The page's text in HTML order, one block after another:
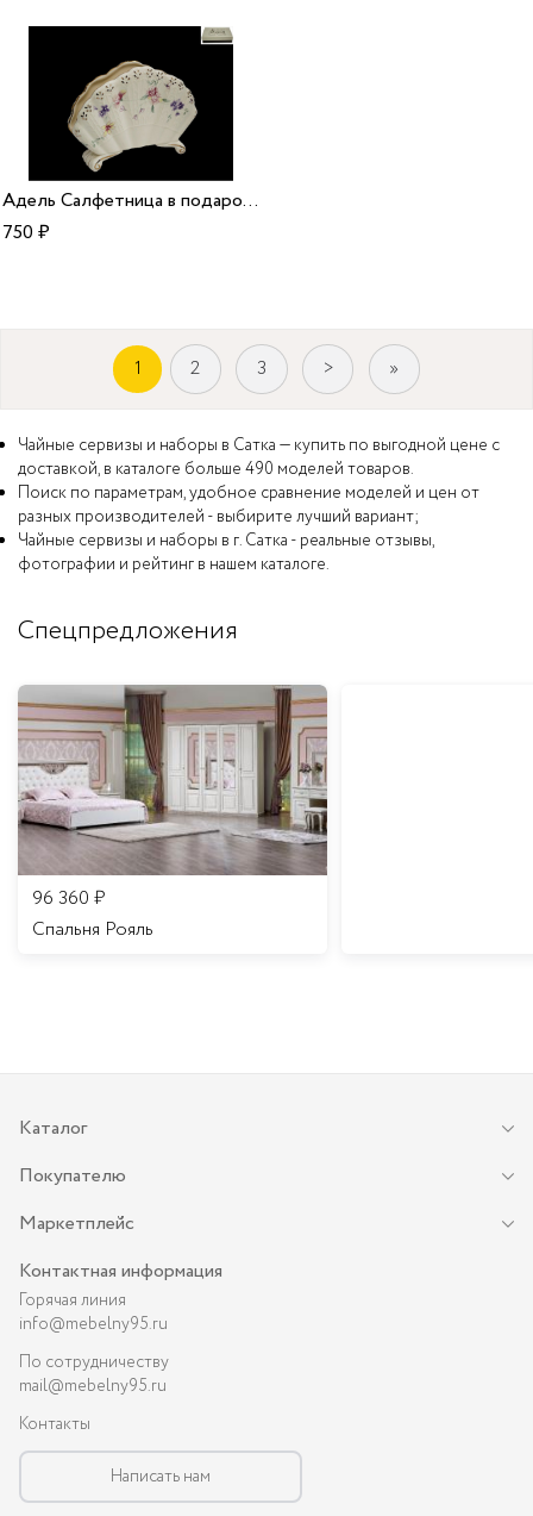
Адель Салфетница в подарочной упаковке/36
750₽
1 2 3 > »
Чайные сервизы и наборы в Сатка — купить по выгодной цене с
доставкой, в каталоге больше 490 моделей товаров.
Поиск по параметрам, удобное сравнение моделей и цен от
разных производителей - выбирите лучший вариант;
Чайные сервизы и наборы в г. Сатка - реальные отзывы,
фотографии и рейтинг в нашем каталоге.
Спецпредложения
96 360 ₽
Спальня Рояль
Каталог
Покупателю
Маркетплейс
Контактная информация
Горячая линия
info@mebelny95.ru
По сотрудничеству
mail@mebelny95.ru
Контакты
Написать нам